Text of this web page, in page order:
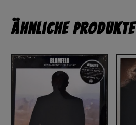
Ähnliche Produkte